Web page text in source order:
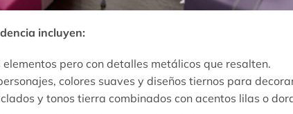
incluyen:
elementos pero con detalles metálicos que resalten.
colores suaves y diseños tiernos para
y tonos tierra combinados con acentos lilas o